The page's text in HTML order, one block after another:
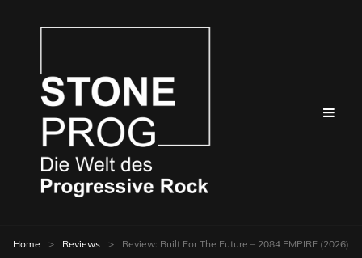
Home > Reviews > Review: Built For The Future – 2084 EMPIRE (2026)